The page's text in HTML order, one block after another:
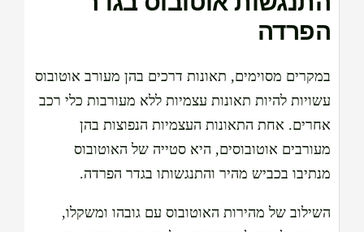
הפרדה
במקרים מסוימים, תאונות דרכים בהן מעורב אוטובוס
עשויות להיות תאונות עצמיות ללא מעורבות כלי רכב
אחרים. אחת התאונות העצמיות הנפוצות בהן
מעורבים אוטובוסים, היא סטייה של האוטובוס
מנתיבו בכביש מהיר והתנגשותו בגדר הפרדה.
השילוב של מהירות האוטובוס עם גובהו ומשקלו,